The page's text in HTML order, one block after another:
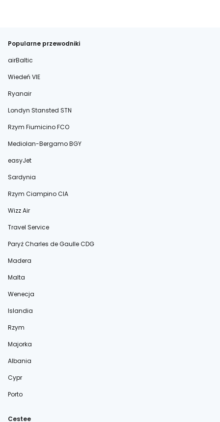
Popularne przewodniki
airBaltic
Wiedeń VIE
Ryanair
Londyn Stansted STN
Rzym Fiumicino FCO
Mediolan-Bergamo BGY
easyJet
Sardynia
Rzym Ciampino CIA
Wizz Air
Travel Service
Paryż Charles de Gaulle CDG
Madera
Malta
Wenecja
Islandia
Rzym
Majorka
Albania
Cypr
Porto
Cestee